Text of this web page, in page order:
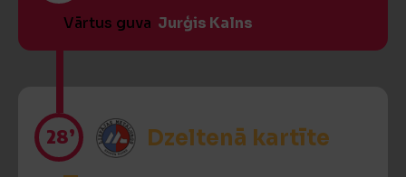
Vārtus guva Jurģis Kalns
28’ Dzeltenā kartīte